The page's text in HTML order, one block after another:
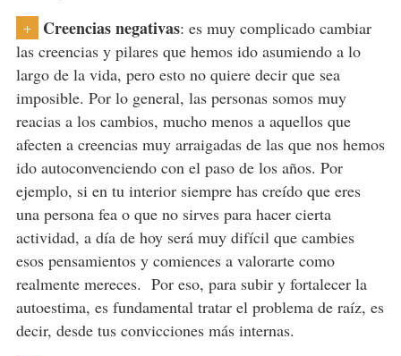
+ Creencias negativas: es muy complicado cambiar
las creencias y pilares que hemos ido asumiendo a lo
largo de la vida, pero esto no quiere decir que sea
imposible. Por lo general, las personas somos muy
reacias a los cambios, mucho menos a aquellos que
afecten a creencias muy arraigadas de las que nos hemos
ido autoconvenciendo con el paso de los años. Por
ejemplo, si en tu interior siempre has creído que eres
una persona fea o que no sirves para hacer cierta
actividad, a día de hoy será muy difícil que cambies
esos pensamientos y comiences a valorarte como
realmente mereces. Por eso, para subir y fortalecer la
autoestima, es fundamental tratar el problema de raíz, es
decir, desde tus convicciones más internas.